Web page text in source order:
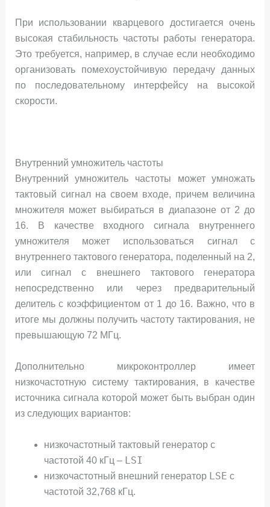
При использовании кварцевого достигается очень
высокая стабильность частоты работы генератора.
Это требуется, например, в случае если необходимо
организовать помехоустойчивую передачу данных
по последовательному интерфейсу на высокой
скорости.
Внутренний умножитель частоты
Внутренний умножитель частоты может умножать
тактовый сигнал на своем входе, причем величина
множителя может выбираться в диапазоне от 2 до
16. В качестве входного сигнала внутреннего
умножителя может использоваться сигнал с
внутреннего тактового генератора, поделенный на 2,
или сигнал с внешнего тактового генератора
непосредственно или через предварительный
делитель с коэффициентом от 1 до 16. Важно, что в
итоге мы должны получить частоту тактирования, не
превышающую 72 МГц.
Дополнительно микроконтроллер имеет
низкочастотную систему тактирования, в качестве
источника сигнала которой может быть выбран один
из следующих вариантов:
низкочастотный тактовый генератор с
частотой 40 кГц – LSI
низкочастотный внешний генератор LSE с
частотой 32,768 кГц.